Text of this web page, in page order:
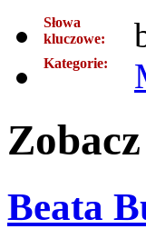
Słowa
kluczowe:
Kategorie:
Beata